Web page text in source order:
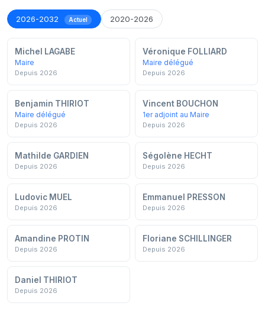
2026-2032 Actuel 2020-2026
Michel LAGABE
Maire
Depuis 2026
Véronique FOLLIARD
Maire délégué
Depuis 2026
Benjamin THIRIOT
Maire délégué
Depuis 2026
Vincent BOUCHON
1er adjoint au Maire
Depuis 2026
Mathilde GARDIEN
Depuis 2026
Ségolène HECHT
Depuis 2026
Ludovic MUEL
Depuis 2026
Emmanuel PRESSON
Depuis 2026
Amandine PROTIN
Depuis 2026
Floriane SCHILLINGER
Depuis 2026
Daniel THIRIOT
Depuis 2026